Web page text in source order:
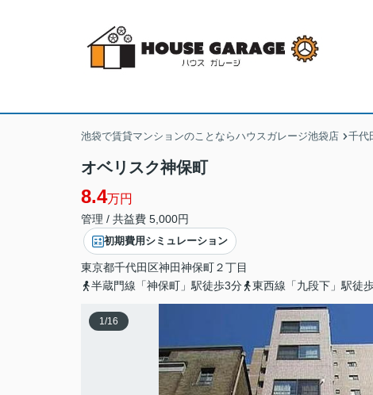
池袋で賃貸マンションのことならハウスガレージ池袋店 千代
オベリスク神保町
8.4万円
管理 / 共益費 5,000円
初期費用シミュレーション
東京都千代田区神田神保町２丁目
半蔵門線「神保町」駅徒歩3分
東西線「九段下」駅徒
1/16